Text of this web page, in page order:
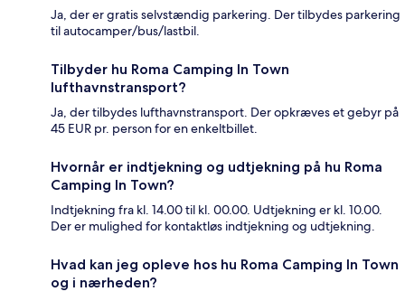
Ja, der er gratis selvstændig parkering. Der tilbydes parkering
til autocamper/bus/lastbil.
Tilbyder hu Roma Camping In Town
lufthavnstransport?
Ja, der tilbydes lufthavnstransport. Der opkræves et gebyr på
45 EUR pr. person for en enkeltbillet.
Hvornår er indtjekning og udtjekning på hu Roma
Camping In Town?
Indtjekning fra kl. 14.00 til kl. 00.00. Udtjekning er kl. 10.00.
Der er mulighed for kontaktløs indtjekning og udtjekning.
Hvad kan jeg opleve hos hu Roma Camping In Town
og i nærheden?